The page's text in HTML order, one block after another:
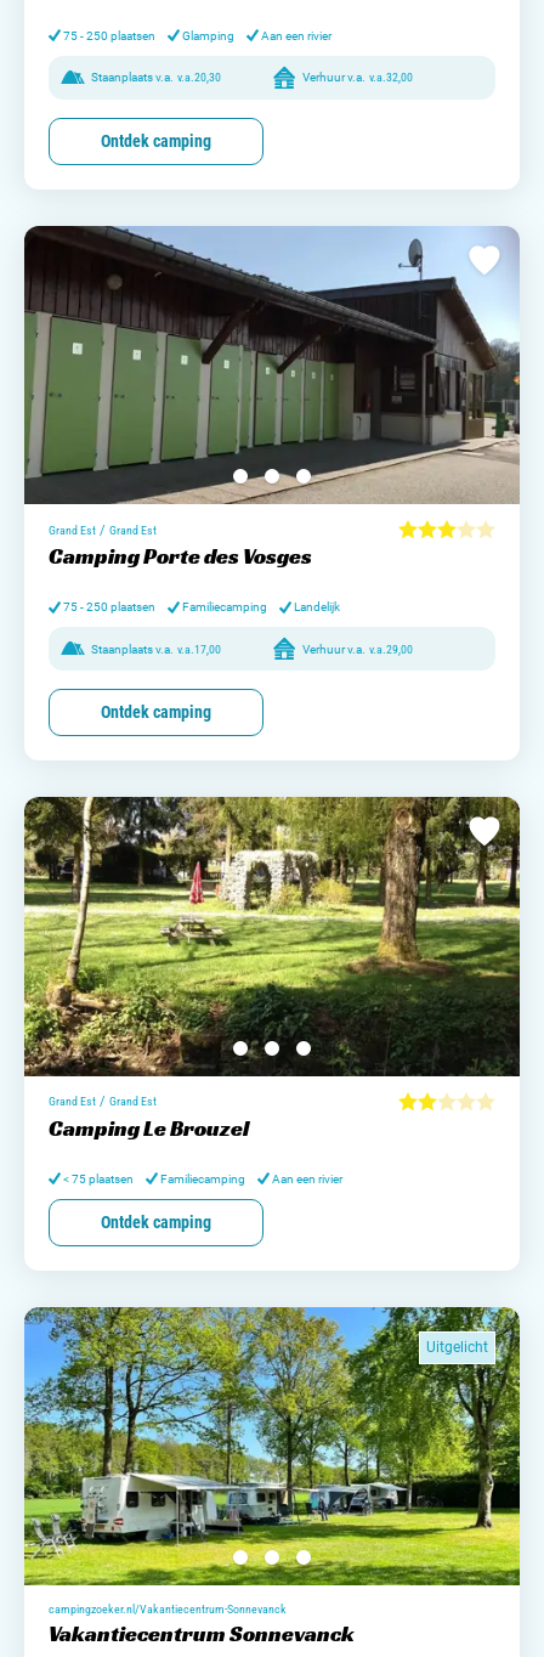
75 - 250 plaatsen Glamping Aan een rivier
Staanplaats v.a. v.a.20,30 Verhuur v.a. v.a.32,00
Ontdek camping
Grand Est / Grand Est
Camping Porte des Vosges
75 - 250 plaatsen Familiecamping Landelijk
Staanplaats v.a. v.a. 17,00 Verhuur v.a. v.a. 29,00
Ontdek camping
Grand Est / Grand Est
Camping Le Brouzel
< 75 plaatsen Familiecamping Aan een rivier
Ontdek camping
Uitgelicht
campingzoeker.nl/Vakantiecentrum-Sonnevanck
Vakantiecentrum Sonnevanck